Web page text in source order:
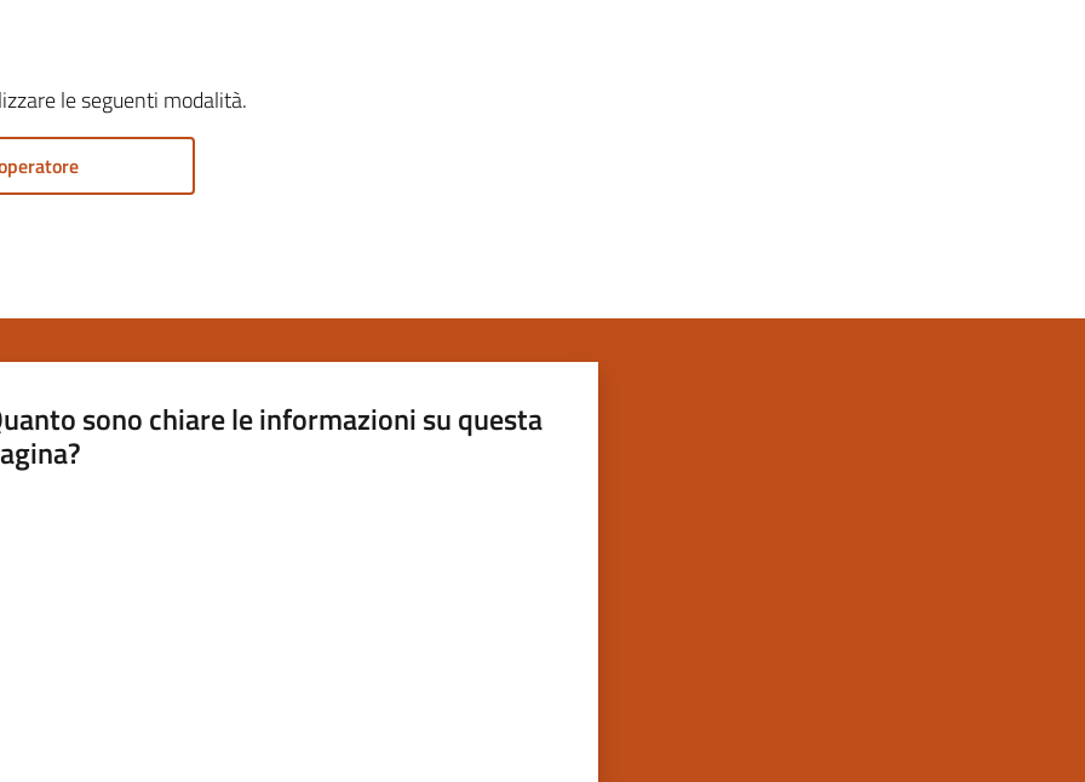
le seguenti modalità.
sono chiare le informazioni su questa